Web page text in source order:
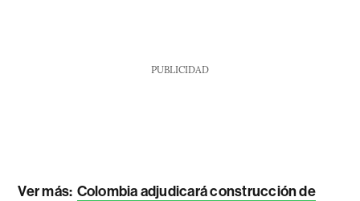
PUBLICIDAD
Ver más: Colombia adjudicará construcción de